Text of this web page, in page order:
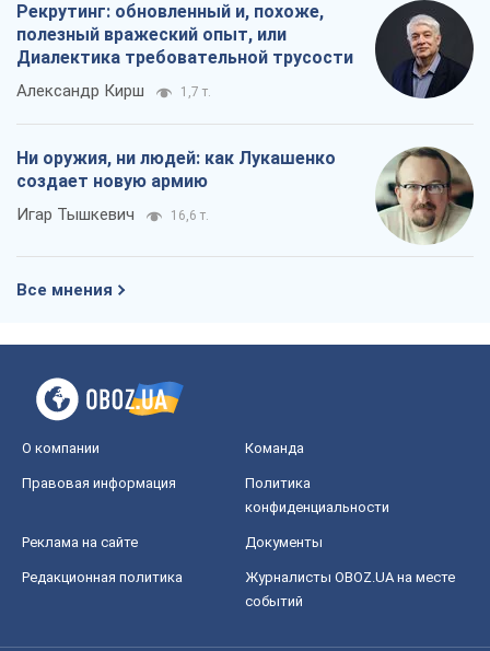
Рекрутинг: обновленный и, похоже,
полезный вражеский опыт, или
Диалектика требовательной трусости
Александр Кирш 1,7 т.
Ни оружия, ни людей: как Лукашенко
создает новую армию
Игар Тышкевич 16,6 т.
Все мнения
О компании Команда
Правовая информация
Политика
конфиденциальности
Реклама на сайте Документы
Редакционная политика
Журналисты OBOZ.UA на месте
событий